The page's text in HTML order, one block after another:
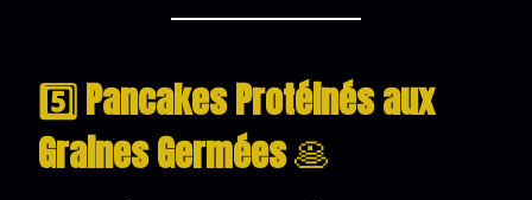
5️⃣ Pancakes Protéinés aux
Graines Germées🥞